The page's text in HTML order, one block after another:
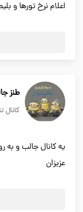
اعلام نرخ تورها و
طنز
کانال
یه کانال جالب و به
عزیزان